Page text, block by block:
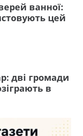
ванної:
цей
дві громади
в